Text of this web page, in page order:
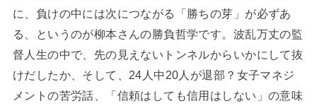
に、負けの中には次につながる「勝ちの芽」が必ずあ
る、というのが柳本さんの勝負哲学です。波乱万丈の監
督人生の中で、先の見えないトンネルからいかにして抜
けだしたか、そして、24人中20人が退部？女子マネジ
メントの苦労話、「信頼はしても信用はしない」の意味